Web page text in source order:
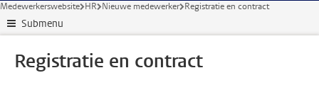
Medewerkerswebsite HR Nieuwe medewerker Registratie en contract
Submenu
Registratie en contract